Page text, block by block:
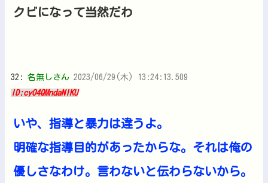
クビになって当然だわ
32: 名無しさん 2023/06/29(木) 13:24:13.509
ID:cyO4QMndaNIKU
いや、指導と暴力は違うよ。
明確な指導目的があったからな。それは俺の
優しさなわけ。言わないと伝わらないから。